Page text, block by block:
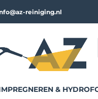
reiniging.nl
&